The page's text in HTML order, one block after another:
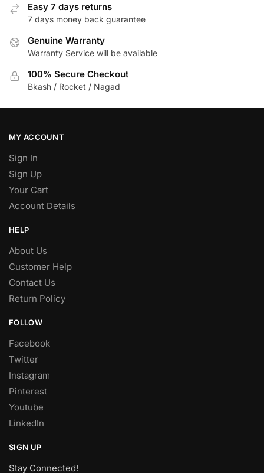
Easy 7 days returns
7 days money back guarantee
Genuine Warranty
Warranty Service will be available
100% Secure Checkout
Bkash / Rocket / Nagad
MY ACCOUNT
Sign In
Sign Up
Your Cart
Account Details
HELP
About Us
Customer Help
Contact Us
Return Policy
FOLLOW
Facebook
Twitter
Instagram
Pinterest
Youtube
LinkedIn
SIGN UP
Stay Connected!